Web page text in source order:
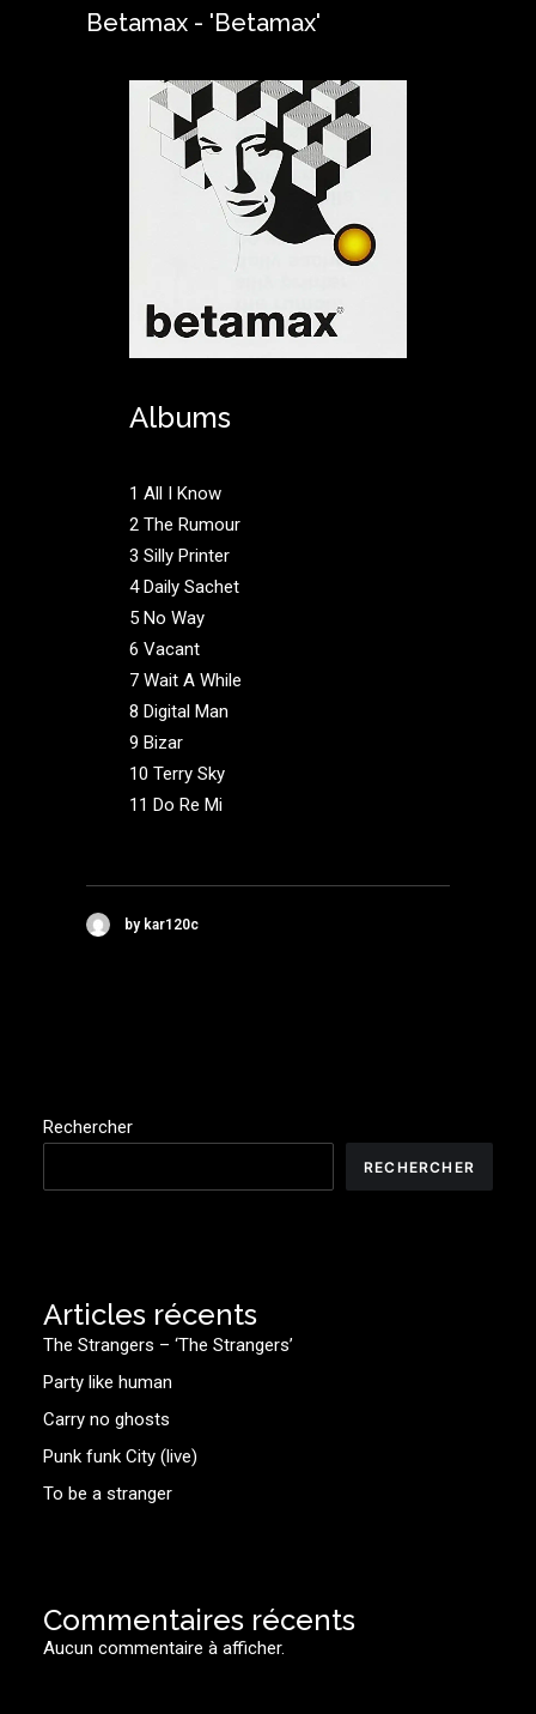
Betamax - 'Betamax'
Albums
1 All I Know
2 The Rumour
3 Silly Printer
4 Daily Sachet
5 No Way
6 Vacant
7 Wait A While
8 Digital Man
9 Bizar
10 Terry Sky
11 Do Re Mi
by kar120c
Rechercher
RECHERCHER
Articles récents
The Strangers – ‘The Strangers’
Party like human
Carry no ghosts
Punk funk City (live)
To be a stranger
Commentaires récents
Aucun commentaire à afficher.